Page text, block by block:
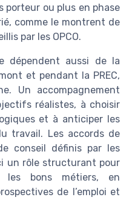
porteur ou plus en phase
comme le montrent de
par les OPCO.
dépendent aussi de la
et pendant la PREC,
Un accompagnement
réalistes, à choisir
et à anticiper les
travail. Les accords de
conseil définis par les
un rôle structurant pour
les bons métiers, en
de l’emploi et